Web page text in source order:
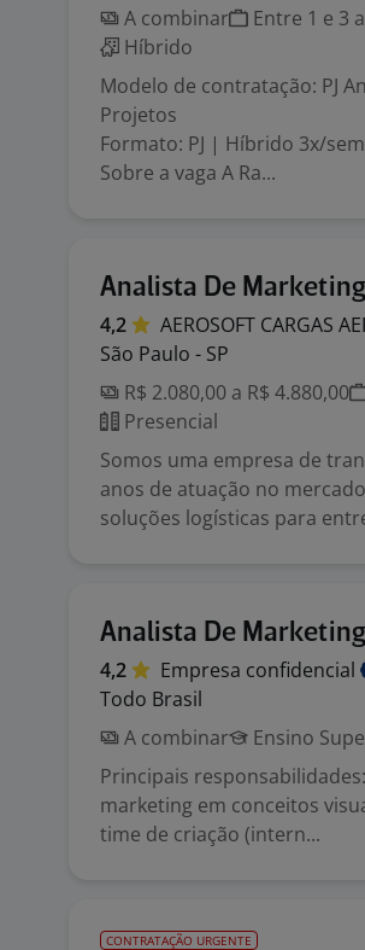
A combinar
Entre 1 e 3
Híbrido
Modelo de contratação: PJ
Projetos
Formato: PJ | Híbrido 3x/
Sobre a vaga A Ra...
Analista De Marketing
4,2 AEROSOFT CARGAS
São Paulo - SP
R$ 2.080,00 a R$ 4.880,00
Presencial
Somos uma empresa de
anos de atuação no
soluções logísticas para
Analista De
4,2 Empresa confidencial
Todo Brasil
A combinar
Ensino
Principais
marketing em conceitos
time de criação (intern...
CONTRATAÇÃO URGENTE